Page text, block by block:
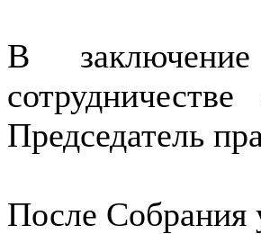
В
Председатель
После Собрания